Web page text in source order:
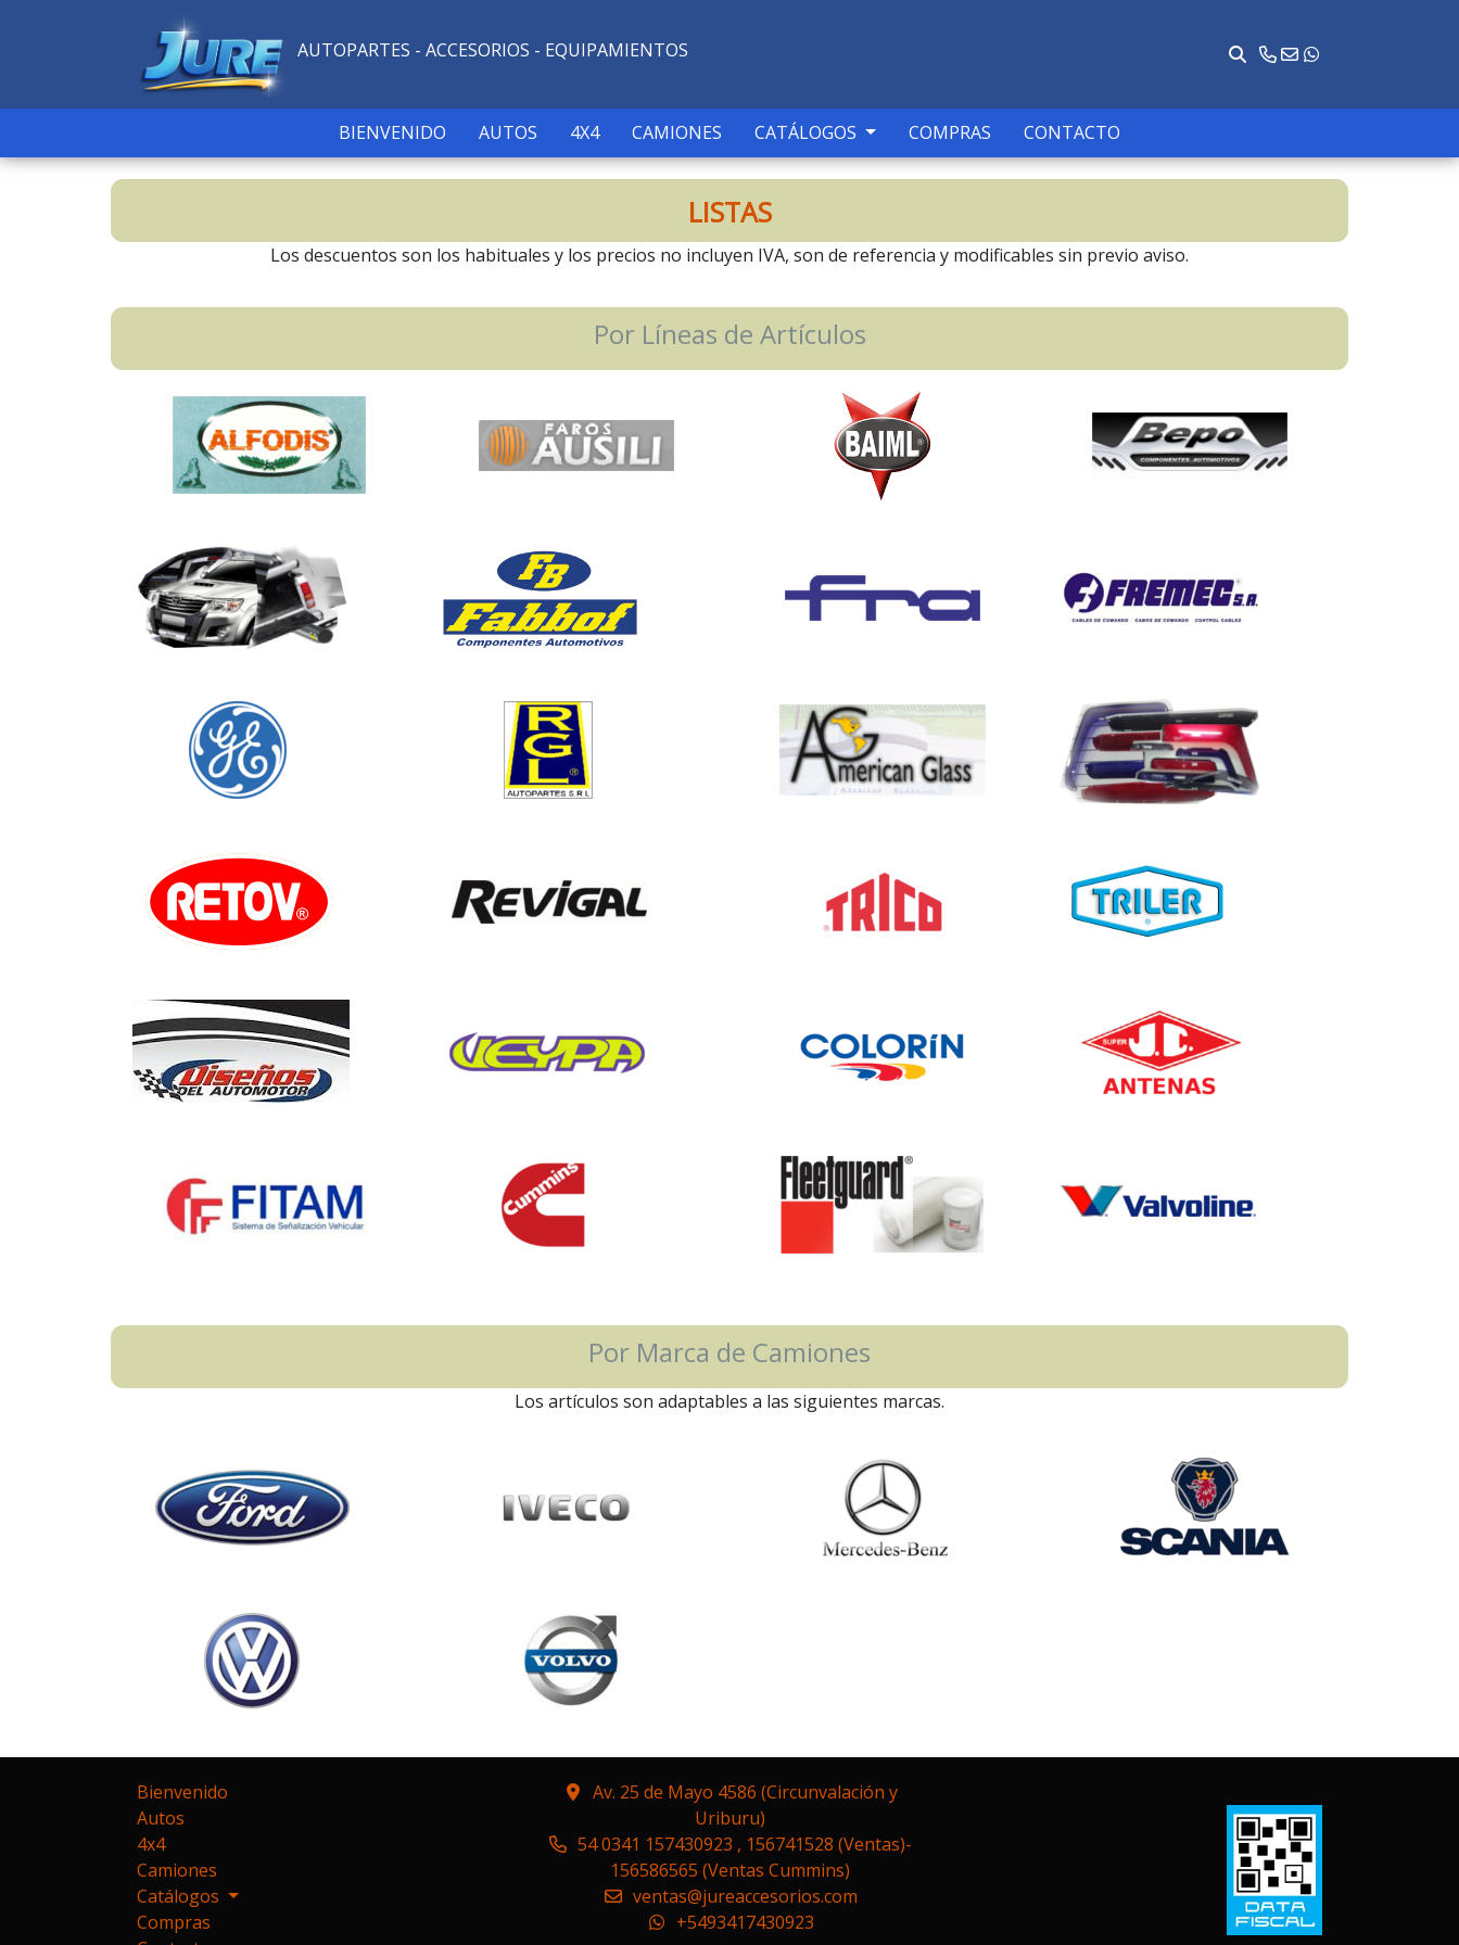
AUTOPARTES - ACCESORIOS - EQUIPAMIENTOS
BIENVENIDO AUTOS 4X4 CAMIONES CATÁLOGOS COMPRAS CONTACTO
LISTAS
Los descuentos son los habituales y los precios no incluyen IVA, son de referencia y modificables sin previo aviso.
Por Líneas de Artículos
Por Marca de Camiones
Los artículos son adaptables a las siguientes marcas.
Bienvenido
Autos
4x4
Camiones
Catálogos
Compras
Av. 25 de Mayo 4586 (Circunvalación y
Uriburu)
54 0341 157430923 , 156741528 (Ventas)-
156586565 (Ventas Cummins)
ventas@jureaccesorios.com
+5493417430923